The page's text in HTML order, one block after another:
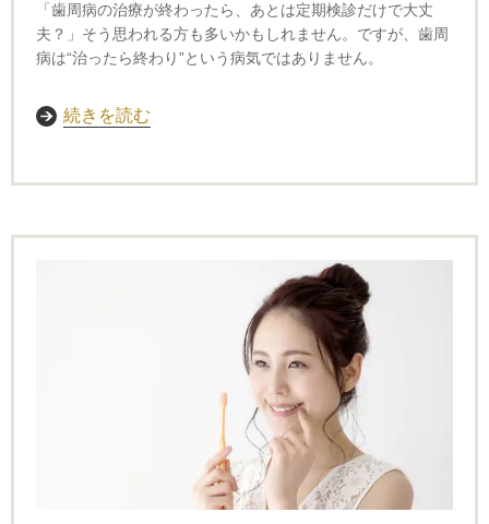
「歯周病の治療が終わったら、あとは定期検診だけで大丈
夫？」 そう思われる方も多いかもしれません。 ですが、歯周
病は“治ったら終わり”という病気ではありません。
続きを読む